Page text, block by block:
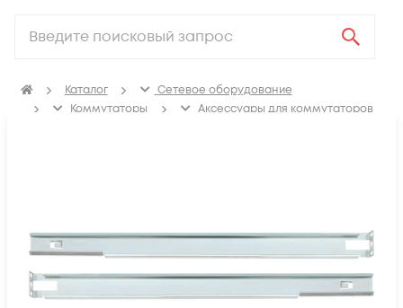
Каталог
Сетевое оборудование
Коммутаторы
Аксессуары для коммутаторов